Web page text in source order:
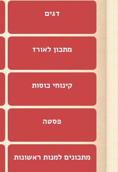
דגים
מתכון לאורז
קינוחי כוסות
פסטה
מתכונים למנות ראשונות